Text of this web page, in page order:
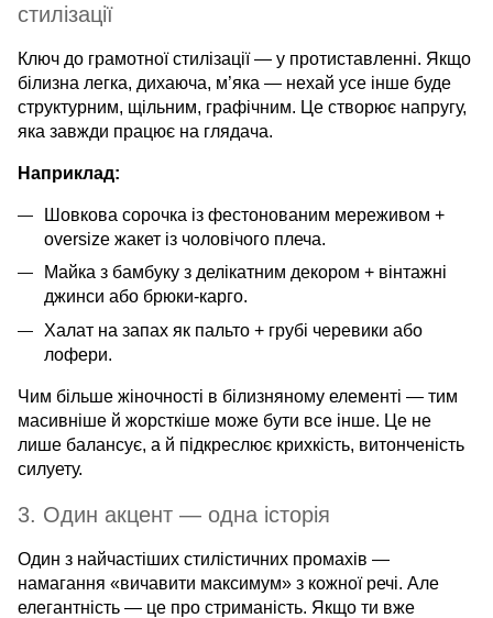
стилізації
Ключ до грамотної стилізації — у протиставленні. Якщо
білизна легка, дихаюча, м’яка — нехай усе інше буде
структурним, щільним, графічним. Це створює напругу,
яка завжди працює на глядача.
Наприклад:
Шовкова сорочка із фестонованим мереживом +
oversize жакет із чоловічого плеча.
Майка з бамбуку з делікатним декором + вінтажні
джинси або брюки-карго.
Халат на запах як пальто + грубі черевики або
лофери.
Чим більше жіночності в білизняному елементі — тим
масивніше й жорсткіше може бути все інше. Це не
лише балансує, а й підкреслює крихкість, витонченість
силуету.
3. Один акцент — одна історія
Один з найчастіших стилістичних промахів —
намагання «вичавити максимум» з кожної речі. Але
елегантність — це про стриманість. Якщо ти вже